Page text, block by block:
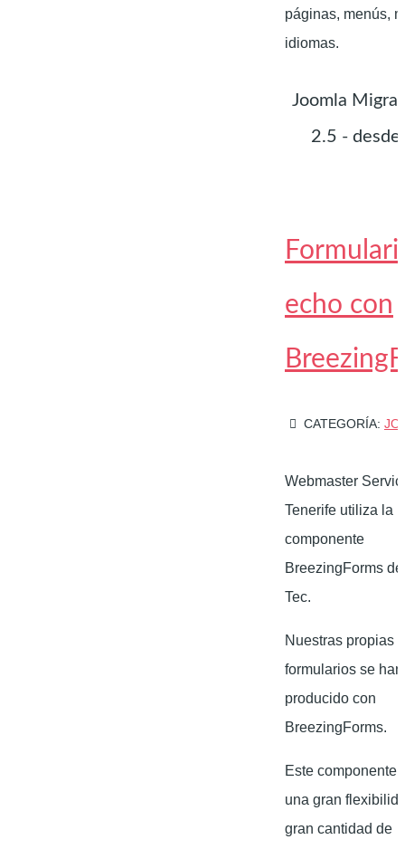
páginas, menús,
idiomas.
Joomla
2.5 -
echo con
CATEGORÍA:
Webmaster
Tenerife utiliza la
componente
BreezingForms
Tec.
Nuestras propias
formularios se han
producido con
BreezingForms.
Este componente
una gran
gran cantidad de